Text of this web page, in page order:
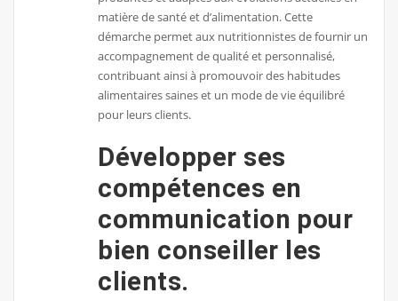
matière de santé et d’alimentation. Cette
démarche permet aux nutritionnistes de fournir un
accompagnement de qualité et personnalisé,
contribuant ainsi à promouvoir des habitudes
alimentaires saines et un mode de vie équilibré
pour leurs clients.
Développer ses
compétences en
communication pour
bien conseiller les
clients.